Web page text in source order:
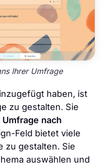
Ihrer Umfrage
haben, ist
zu gestalten. Sie
nach
Feld bietet viele
zu gestalten. Sie
auswählen und